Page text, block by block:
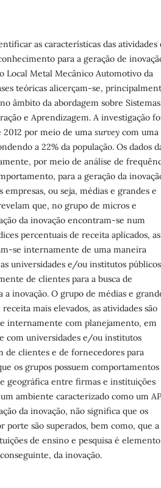
as características das atividades
para a geração de
Local Metal Mecânico Automotivo da
teóricas alicerçam-se,
âmbito da abordagem sobre Sistemas
e Aprendizagem. A investigação
por meio de uma survey com uma
a 22% da população. Os dados
por meio de análise de
para a geração da
ou seja, médias e grandes e
que, no grupo de micros e
da inovação encontram-se num
percentuais de receita aplicados, as
se internamente de uma maneira
universidades e/ou institutos públicos
de clientes para a busca de
inovação. O grupo de médias e
mais elevados, as atividades são
internamente com planejamento, em
com universidades e/ou institutos
de clientes e de fornecedores para
os grupos possuem comportamentos
geográfica entre firmas e instituições
ambiente caracterizado como um
da inovação, não significa que os
porte são superados, bem como, que a
de ensino e pesquisa é elemento
da inovação.